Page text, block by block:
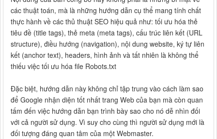
các thuật toán, mà là những hướng dẫn cụ thể mang tính chất
thực hành về các thủ thuật SEO hiệu quả như: tối ưu hóa thẻ
tiêu đề (title tags), thẻ meta (meta tags), cấu trúc liên kết (URL
structure), điều hướng (navigation), nội dung website, ký tự liên
kết (anchor text), headers, hình ảnh và tất nhiên là không thể
thiếu việc tối ưu hóa file Robots.txt
Đặc biệt, hướng dẫn này không chỉ tập trung vào cách làm sao
để Google nhận diện tốt nhất trang Web của bạn mà còn quan
tấm đến việc hướng dẫn bạn trình bày sao cho nó dễ nhìn đối
với cả người sử dụng. Vì suy cho cùng thì người sử dụng mới là
đối tượng đáng quan tâm của một Webmaster.